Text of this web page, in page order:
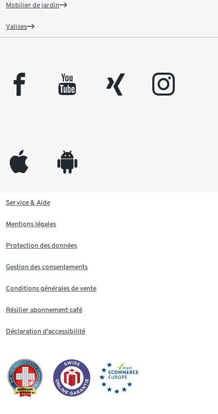
Mobilier de jardin
Valises
facebook youtube xing instagram
appleinc android
Service & Aide
Mentions légales
Protection des données
Gestion des consentements
Conditions générales de vente
Résilier abonnement café
Déclaration d'accessibilité